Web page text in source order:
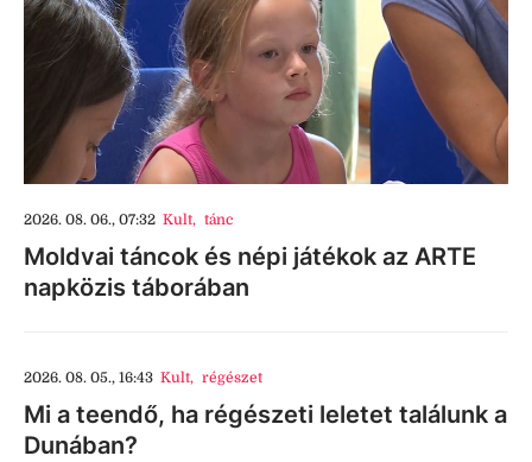
2026. 08. 06., 07:32 Kult, tánc
Moldvai táncok és népi játékok az ARTE
napközis táborában
2026. 08. 05., 16:43 Kult, régészet
Mi a teendő, ha régészeti leletet találunk a
Dunában?